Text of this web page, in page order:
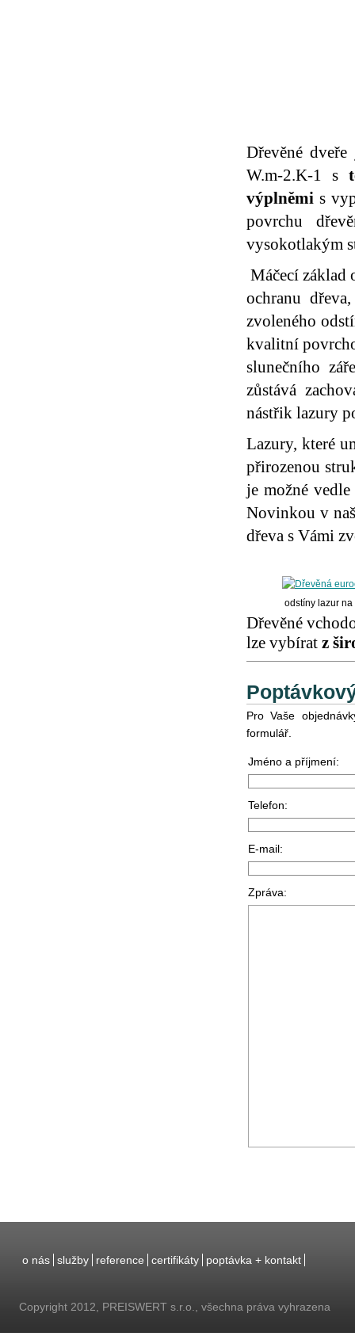
Dřevěné
W.m-2.K-1 s
výplněmi s
povrchu
vysokotlakým
Máčecí základ
ochranu
zvoleného
kvalitní
slunečního
zůstává
nástřik lazury
Lazury, které
přirozenou
je možné
Novinkou v
dřeva s Vámi
odstíny lazur
Dřevěné
lze vybírat z
Pro Vaše
formulář.
Jméno a příjmení:
Telefon:
E-mail:
Zpráva:
o nás služby reference certifikáty poptávka + kontakt
Copyright 2012, PREISWERT s.r.o., všechna práva vyhrazena